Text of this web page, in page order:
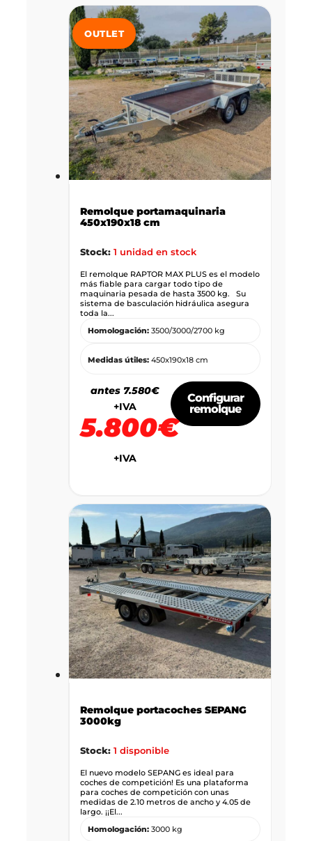
OUTLET
Remolque portamaquinaria
450x190x18 cm
Stock: 1 unidad en stock
El remolque RAPTOR MAX PLUS es el modelo
más fiable para cargar todo tipo de
maquinaria pesada de hasta 3500 kg. Su
sistema de basculación hidráulica asegura
toda la...
Homologación: 3500/3000/2700 kg
Medidas útiles: 450x190x18 cm
Configurar
remolque
antes 7.580€
+IVA
5.800€
+IVA
Remolque portacoches SEPANG
3000kg
Stock: 1 disponible
El nuevo modelo SEPANG es ideal para
coches de competición! Es una plataforma
para coches de competición con unas
medidas de 2.10 metros de ancho y 4.05 de
largo. ¡¡El...
Homologación: 3000 kg